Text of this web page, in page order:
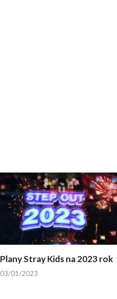
Plany Stray Kids na 2023 rok
03/01/2023